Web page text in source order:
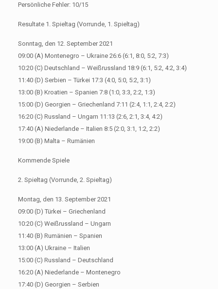
Persönliche Fehler: 10/15
Resultate 1. Spieltag (Vorrunde, 1. Spieltag)
Sonntag, den 12. September 2021
09:00 (A) Montenegro – Ukraine 26:6 (6:1, 8:0, 5:2, 7:3)
10:20 (C) Deutschland – Weißrussland 18:9 (6:1, 5:2, 4:2, 3:4)
11:40 (D) Serbien – Türkei 17:3 (4:0, 5:0, 5:2, 3:1)
13:00 (B) Kroatien – Spanien 7:8 (1:0, 3:3, 2:2, 1:3)
15:00 (D) Georgien – Griechenland 7:11 (2:4, 1:1, 2:4, 2:2)
16:20 (C) Russland – Ungarn 11:13 (2:6, 2:1, 3:4, 4:2)
17:40 (A) Niederlande – Italien 8:5 (2:0, 3:1, 1:2, 2:2)
19:00 (B) Malta – Rumänien
Kommende Spiele
2. Spieltag (Vorrunde, 2. Spieltag)
Montag, den 13. September 2021
09:00 (D) Türkei – Griechenland
10:20 (C) Weißrussland – Ungarn
11:40 (B) Rumänien – Spanien
13:00 (A) Ukraine – Italien
15:00 (C) Russland – Deutschland
16:20 (A) Niederlande – Montenegro
17:40 (D) Georgien – Serbien